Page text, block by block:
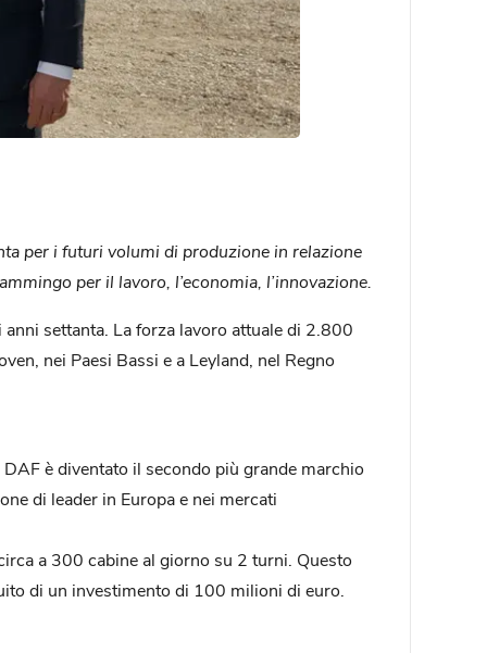
per i futuri volumi di produzione in relazione
per il lavoro, l’economia, l’innovazione.
settanta. La forza lavoro attuale di 2.800
nei Paesi Bassi e a Leyland, nel Regno
è diventato il secondo più grande marchio
di leader in Europa e nei mercati
a 300 cabine al giorno su 2 turni. Questo
di un investimento di 100 milioni di euro.